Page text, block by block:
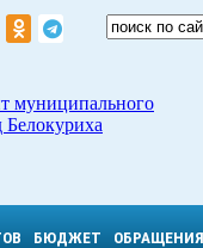
муниципального
Белокуриха
БЮДЖЕТ ОБРАЩЕНИЯ